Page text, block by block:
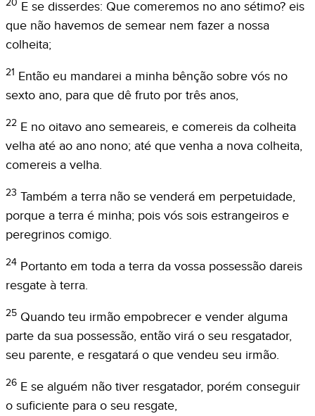
20 E se disserdes: Que comeremos no ano sétimo? eis
que não havemos de semear nem fazer a nossa
colheita;
21 Então eu mandarei a minha bênção sobre vós no
sexto ano, para que dê fruto por três anos,
22 E no oitavo ano semeareis, e comereis da colheita
velha até ao ano nono; até que venha a nova colheita,
comereis a velha.
23 Também a terra não se venderá em perpetuidade,
porque a terra é minha; pois vós sois estrangeiros e
peregrinos comigo.
24 Portanto em toda a terra da vossa possessão dareis
resgate à terra.
25 Quando teu irmão empobrecer e vender alguma
parte da sua possessão, então virá o seu resgatador,
seu parente, e resgatará o que vendeu seu irmão.
26 E se alguém não tiver resgatador, porém conseguir
o suficiente para o seu resgate,